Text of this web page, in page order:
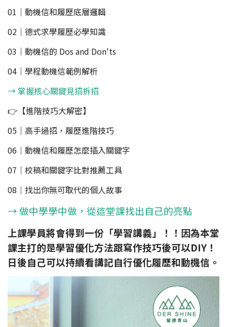
01｜動機信和履歷底層邏輯
02｜德式求學履歷必學知識
03｜動機信的 Dos and Don'ts
04｜學程動機信範例解析
→ 掌握核心關鍵見招拆招
👉【進階技巧大解密】
05｜高手過招，履歷進階技巧
06｜動機信和履歷怎麼插入關鍵字
07｜校稿和關鍵字比對推薦工具
08｜找出你無可取代的個人故事
→ 做中學學中做，從這堂課找出自己的亮點
上課學員將會得到一份「學習講義」！！因為本堂
課主打的是學習優化方法跟寫作技巧後可以DIY！
日後自己可以持續看講記自行優化履歷和動機信。